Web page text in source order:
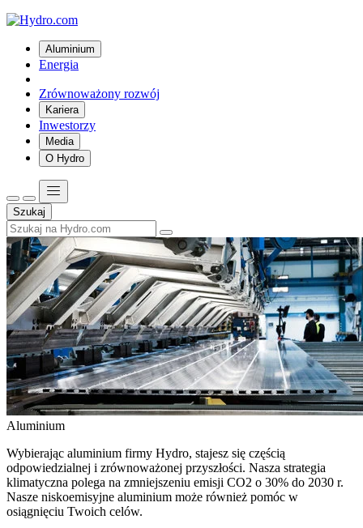
Aluminium
Energia
Zrównoważony rozwój
Kariera
Inwestorzy
Media
O Hydro
Szukaj
Aluminium
Wybierając aluminium firmy Hydro, stajesz się częścią
odpowiedzialnej i zrównoważonej przyszłości. Nasza strategia
klimatyczna polega na zmniejszeniu emisji CO2 o 30% do 2030 r.
Nasze niskoemisyjne aluminium może również pomóc w
osiągnięciu Twoich celów.